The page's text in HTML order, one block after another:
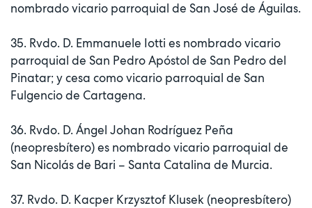
nombrado vicario parroquial de San José de Águilas.
35. Rvdo. D. Emmanuele Iotti es nombrado vicario
parroquial de San Pedro Apóstol de San Pedro del
Pinatar; y cesa como vicario parroquial de San
Fulgencio de Cartagena.
36. Rvdo. D. Ángel Johan Rodríguez Peña
(neopresbítero) es nombrado vicario parroquial de
San Nicolás de Bari – Santa Catalina de Murcia.
37. Rvdo. D. Kacper Krzysztof Klusek (neopresbítero)